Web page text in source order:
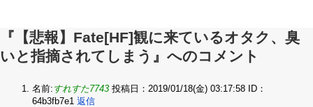
『【悲報】Fate[HF]観に来ているオタク、臭
いと指摘されてしまう』へのコメント
名前: すれすた7743 投稿日：2019/01/18(金) 03:17:58
ID：
64b3fb7e1 返信